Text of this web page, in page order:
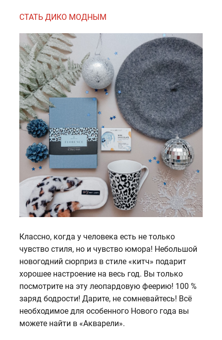
СТАТЬ ДИКО МОДНЫМ
Классно, когда у человека есть не только
чувство стиля, но и чувство юмора! Небольшой
новогодний сюрприз в стиле «китч» подарит
хорошее настроение на весь год. Вы только
посмотрите на эту леопардовую феерию! 100 %
заряд бодрости! Дарите, не сомневайтесь! Всё
необходимое для особенного Нового года вы
можете найти в «Акварели».